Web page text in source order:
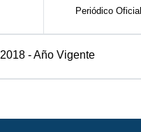
Periódico Oficial
2018 - Año Vigente